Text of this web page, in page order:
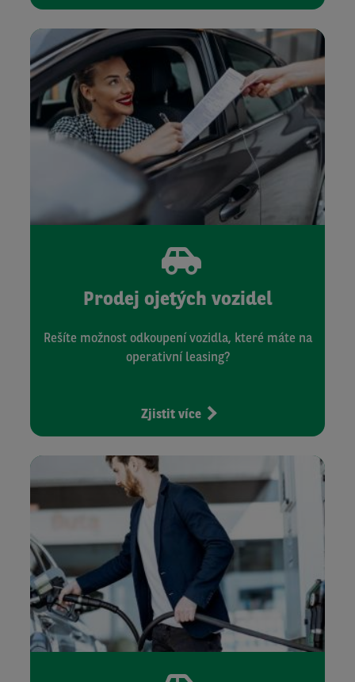
Prodej ojetých vozidel
Rešíte možnost odkoupení vozidla, které máte na
operativní leasing?
Zjistit více